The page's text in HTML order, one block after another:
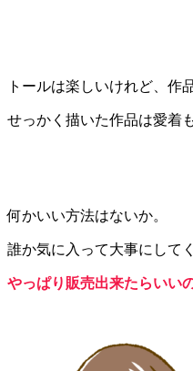
トールは楽しいけれど、作
せっかく描いた作品は愛着
何かいい方法はないか。
誰か気に入って大事にして
やっぱり販売出来たらいいの